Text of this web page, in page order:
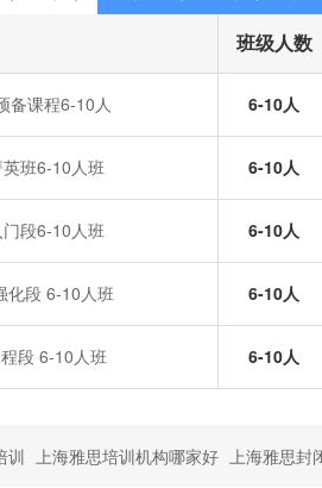
班级人数
备课程6-10人 6-10人
班6-10人班 6-10人
段6-10人班 6-10人
化段 6-10人班 6-10人
段 6-10人班 6-10人
训 上海雅思培训机构哪家好 上海雅思封